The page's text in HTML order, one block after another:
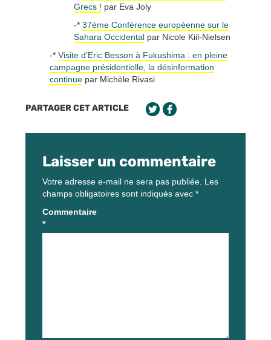
Grecs ! par Eva Joly
-* 37ème Conférence européenne sur le
Sahara Occidental par Nicole Kiil-Nielsen
-* Visite d’Eric Besson à Fukushima : en pleine
campagne présidentielle, la désinformation
continue par Michèle Rivasi
PARTAGER CET ARTICLE
Laisser un commentaire
Votre adresse e-mail ne sera pas publiée. Les
champs obligatoires sont indiqués avec *
Commentaire
*